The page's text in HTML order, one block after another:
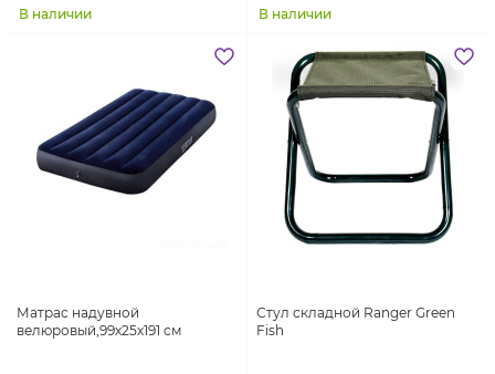
В наличии В наличии
Матрас надувной
велюровый,99х25х191 см
Стул складной Ranger Green
Fish